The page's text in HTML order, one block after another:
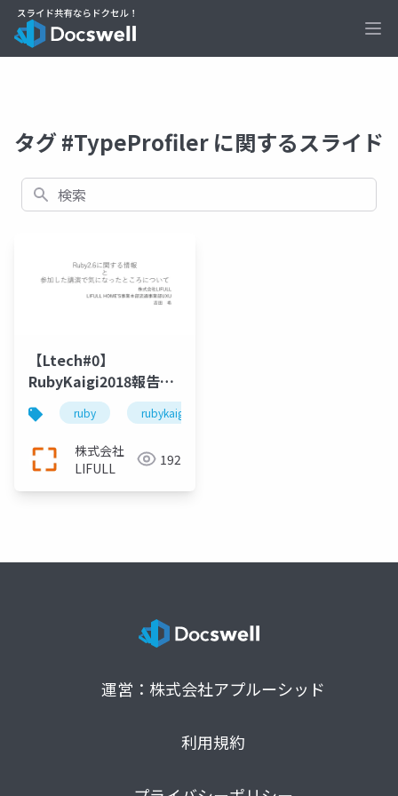
タグ #TypeProfiler に関するスライド
検索
【Ltech#0】
RubyKaigi2018報告会
Ruby2.6に関する情報
と参加した講演で気に
なったところ
ruby rubykaigi
株式会社
LIFULL
192
運営：株式会社アプルーシッド
利用規約